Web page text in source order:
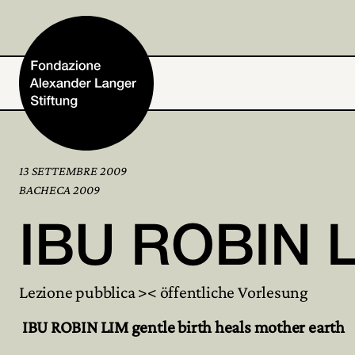
Home
Fondazione
Attività e progetti
13 SETTEMBRE 2009
BACHECA 2009
IBU ROBIN
Lezione pubblica >< öffentliche Vorlesung
IBU ROBIN LIM gentle birth heals mother earth